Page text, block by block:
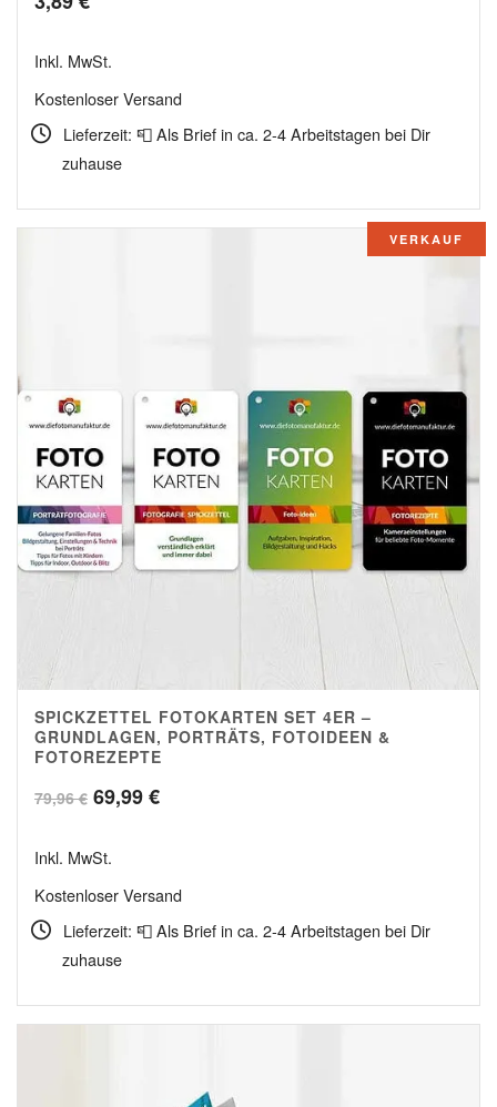
Inkl. MwSt.
Kostenloser Versand
Lieferzeit: 📮 Als Brief in ca. 2-4 Arbeitstagen bei Dir
zuhause
VERKAUF
4.98
SPICKZETTEL FOTOKARTEN SET 4ER –
GRUNDLAGEN, PORTRÄTS, FOTOIDEEN &
FOTOREZEPTE
79,96€ Ursprünglicher
war:
79,96 €
69,99€Aktueller
69,99 €.
Inkl. MwSt.
Kostenloser Versand
Lieferzeit: 📮 Als Brief in ca. 2-4 Arbeitstagen bei Dir
zuhause